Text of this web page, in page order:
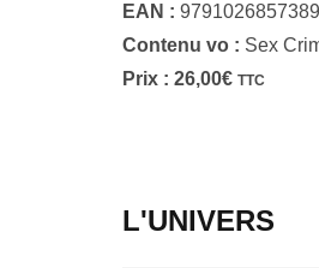
EAN : 9791026857389
Contenu vo : Sex
Prix : 26,00€ TTC
L'UNIVERS